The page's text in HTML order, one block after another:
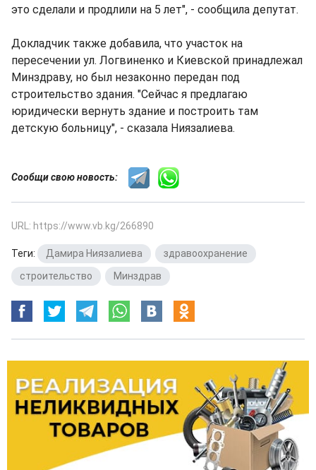
это сделали и продлили на 5 лет", - сообщила депутат.
Докладчик также добавила, что участок на
пересечении ул. Логвиненко и Киевской принадлежал
Минздраву, но был незаконно передан под
строительство здания. "Сейчас я предлагаю
юридически вернуть здание и построить там
детскую больницу", - сказала Ниязалиева.
Сообщи свою новость:
URL: https://www.vb.kg/266890
Теги: Дамира Ниязалиева здравоохранение
строительство
Минздрав